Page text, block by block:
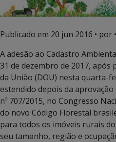
Publicado em 20 jun 2016 • por •
A adesão ao Cadastro
31 de dezembro de 2017, após
da União (DOU) nesta quarta-
estendido depois da
nº 707/2015, no Congresso
do novo Código Florestal
para todos os imóveis rurais
seu tamanho, região e